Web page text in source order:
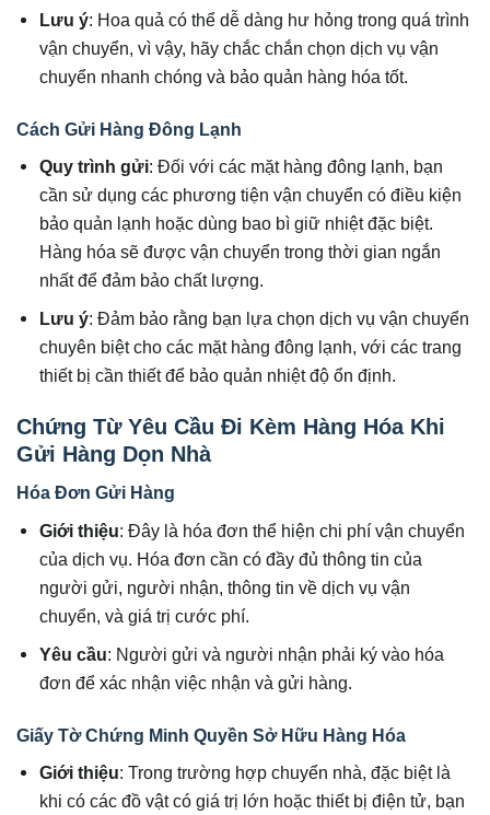
Lưu ý: Hoa quả có thể dễ dàng hư hỏng trong quá trình
vận chuyển, vì vậy, hãy chắc chắn chọn dịch vụ vận
chuyển nhanh chóng và bảo quản hàng hóa tốt.
Cách Gửi Hàng Đông Lạnh
Quy trình gửi: Đối với các mặt hàng đông lạnh, bạn
cần sử dụng các phương tiện vận chuyển có điều kiện
bảo quản lạnh hoặc dùng bao bì giữ nhiệt đặc biệt.
Hàng hóa sẽ được vận chuyển trong thời gian ngắn
nhất để đảm bảo chất lượng.
Lưu ý: Đảm bảo rằng bạn lựa chọn dịch vụ vận chuyển
chuyên biệt cho các mặt hàng đông lạnh, với các trang
thiết bị cần thiết để bảo quản nhiệt độ ổn định.
Chứng Từ Yêu Cầu Đi Kèm Hàng Hóa Khi
Gửi Hàng Dọn Nhà
Hóa Đơn Gửi Hàng
Giới thiệu: Đây là hóa đơn thể hiện chi phí vận chuyển
của dịch vụ. Hóa đơn cần có đầy đủ thông tin của
người gửi, người nhận, thông tin về dịch vụ vận
chuyển, và giá trị cước phí.
Yêu cầu: Người gửi và người nhận phải ký vào hóa
đơn để xác nhận việc nhận và gửi hàng.
Giấy Tờ Chứng Minh Quyền Sở Hữu Hàng Hóa
Giới thiệu: Trong trường hợp chuyển nhà, đặc biệt là
khi có các đồ vật có giá trị lớn hoặc thiết bị điện tử, bạn